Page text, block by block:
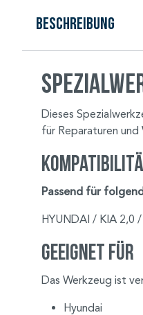
Beschreibung
Dieses
für Reparaturen
Passend für
HYUNDAI / KIA 2,0
Geeignet für
Das Werkzeug ist
Hyundai